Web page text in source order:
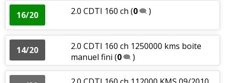
16/20 2.0 CDTI 160 ch (0 )
14/20
2.0 CDTI 160 ch 1250000 kms boite
manuel fini (0 )